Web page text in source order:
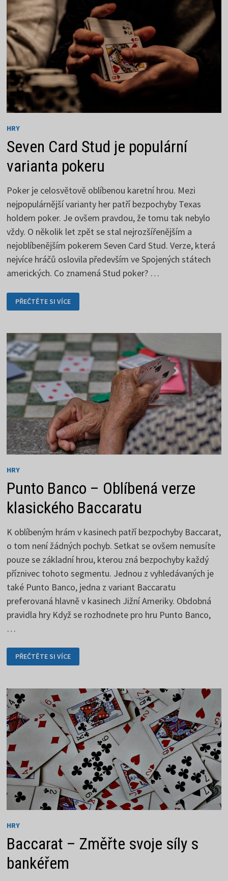
VERZE
HRY
Seven Card Stud je populární
varianta pokeru
Poker je celosvětově oblíbenou karetní hrou. Mezi
nejpopulárnější varianty her patří bezpochyby Texas
holdem poker. Je ovšem pravdou, že tomu tak nebylo
vždy. O několik let zpět se stal nejrozšířenějším a
nejoblíbenějším pokerem Seven Card Stud. Verze, která
nejvíce hráčů oslovila především ve Spojených státech
amerických. Co znamená Stud poker? …
SEVEN
CARD
STUD
VARIANTA
POKERU
PŘEČTĚTE SI VÍCE
HRY
Punto Banco – Oblíbená verze
klasického Baccaratu
K oblíbeným hrám v kasinech patří bezpochyby Baccarat,
o tom není žádných pochyb. Setkat se ovšem nemusíte
pouze se základní hrou, kterou zná bezpochyby každý
příznivec tohoto segmentu. Jednou z vyhledávaných je
také Punto Banco, jedna z variant Baccaratu
preferovaná hlavně v kasinech Jižní Ameriky. Obdobná
pravidla hry Když se rozhodnete pro hru Punto Banco,
…
PUNTO
BANCO
–
KLASICKÉHO
BACCARATU
PŘEČTĚTE SI VÍCE
HRY
Baccarat – Změřte svoje síly s
bankéřem